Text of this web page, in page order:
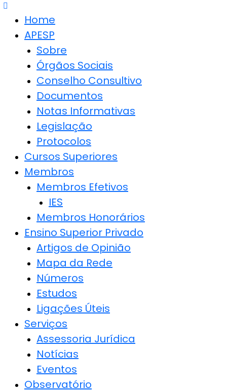
Home
APESP
Sobre
Órgãos Sociais
Conselho Consultivo
Documentos
Notas Informativas
Legislação
Protocolos
Cursos Superiores
Membros
Membros Efetivos
IES
Membros Honorários
Ensino Superior Privado
Artigos de Opinião
Mapa da Rede
Números
Estudos
Ligações Úteis
Serviços
Assessoria Jurídica
Notícias
Eventos
Observatório